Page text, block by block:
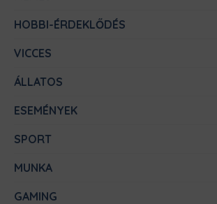
HOBBI-ÉRDEKLŐDÉS
VICCES
ÁLLATOS
ESEMÉNYEK
SPORT
MUNKA
GAMING